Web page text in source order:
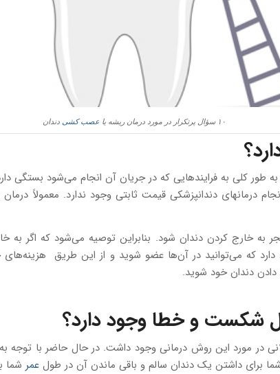
۱۰ سؤال پرتکرار در مورد درمان ریشه یا عصب کشی دندان
کلی به فرایندهایی که در جریان آن انجام می‌شود بستگی
درمانهای دندانپزشکی قیمت ثابتی وجود ندارد. معمولاً
خارج کردن دندان شود. بنابراین توصیه می‌شود که اگر به
که می‌توانید در آن‌ها عضو شوید و از این طریق
دندان خود شوید.
شکست و خطا وجود دارد؟
در مورد این روش درمانی وجود داشت. در حال حاضر با توجه
عمر شما